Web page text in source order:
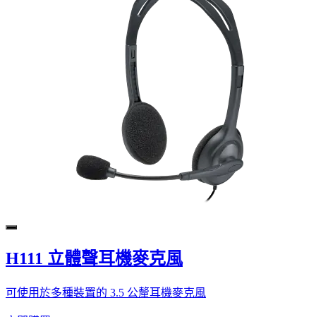
H111 立體聲耳機麥克風
可使用於多種裝置的 3.5 公釐耳機麥克風